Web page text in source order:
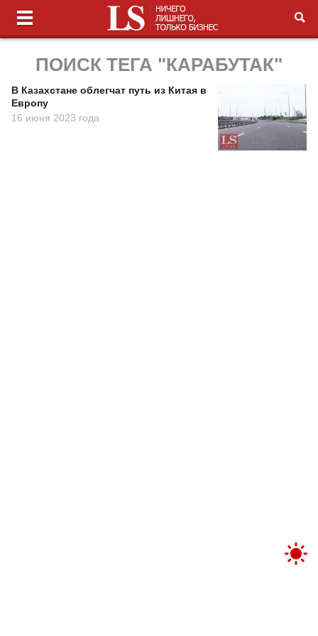
ПОИСК ТЕГА "КАРАБУТАК"
В Казахстане облегчат путь из Китая в
Европу
16 июня 2023 года